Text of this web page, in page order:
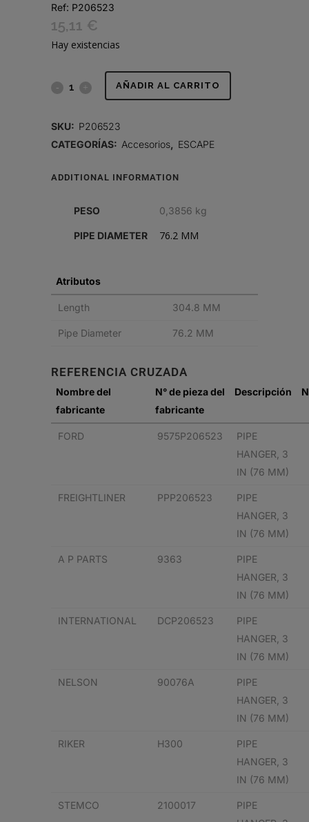
Ref: P206523
15,11 €
Hay existencias
SOPORTE AÑADIR AL CARRITO
SKU: P206523
CATEGORÍAS: Accesorios ESCAPE
ADDITIONAL INFORMATION
PESO 0,3856 kg
PIPE DIAMETER 76.2 MM
Atributos
Length 304.8 MM
Pipe Diameter 76.2 MM
REFERENCIA CRUZADA
Nombre del
fabricante
N° de pieza del
fabricante
Descripción
FORD 9575P206523
PIPE
HANGER, 3
IN (76 MM)
FREIGHTLINER PPP206523
PIPE
HANGER, 3
IN (76 MM)
A P PARTS 9363
PIPE
HANGER, 3
IN (76 MM)
INTERNATIONAL DCP206523
PIPE
HANGER, 3
IN (76 MM)
NELSON 90076A
PIPE
HANGER, 3
IN (76 MM)
RIKER H300
PIPE
HANGER, 3
IN (76 MM)
STEMCO 2100017
PIPE